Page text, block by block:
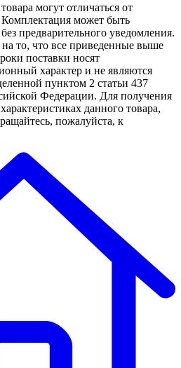
могут отличаться от
может быть
предварительного уведомления.
то, что все приведенные выше
поставки носят
характер и не являются
пунктом 2 статьи 437
Федерации. Для получения
данного товара,
пожалуйста, к